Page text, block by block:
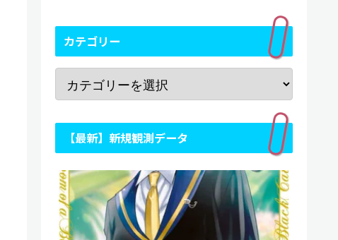
カテゴリー
【最新】新規観測データ